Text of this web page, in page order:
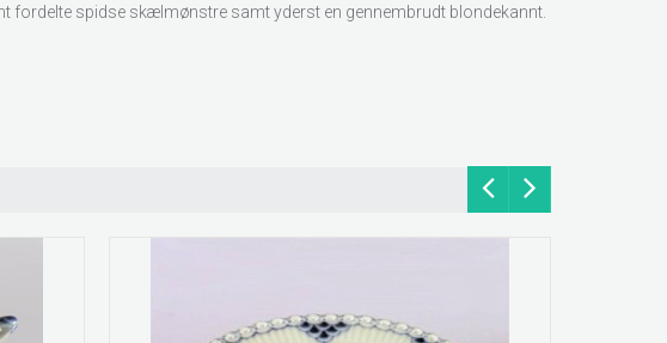
fordelte spidse skælmønstre samt yderst en gennembrudt blondekannt.